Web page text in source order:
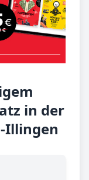
in der
Illingen